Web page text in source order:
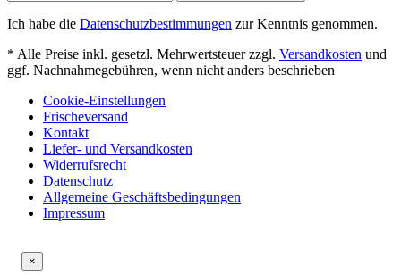
Ich habe die Datenschutzbestimmungen zur Kenntnis genommen.
* Alle Preise inkl. gesetzl. Mehrwertsteuer zzgl. Versandkosten und
ggf. Nachnahmegebühren, wenn nicht anders beschrieben
Cookie-Einstellungen
Frischeversand
Kontakt
Liefer- und Versandkosten
Widerrufsrecht
Datenschutz
Allgemeine Geschäftsbedingungen
Impressum
×